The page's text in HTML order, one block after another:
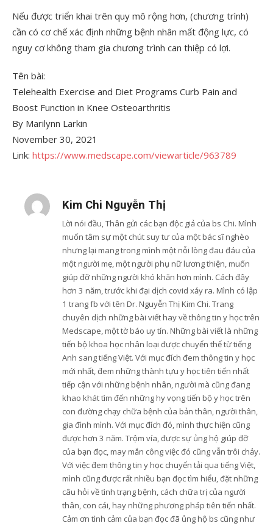
Nếu được triển khai trên quy mô rộng hơn, (chương trình)
cần có cơ chế xác định những bệnh nhân mất động lực, có
nguy cơ không tham gia chương trình can thiệp có lợi.
Tên bài:
Telehealth Exercise and Diet Programs Curb Pain and
Boost Function in Knee Osteoarthritis
By Marilynn Larkin
November 30, 2021
Link: https://www.medscape.com/viewarticle/963789
Kim Chi Nguyễn Thị
Lời nói đầu, Thân gửi các bạn độc giả của bs Chi. Mình
muốn tâm sự một chút suy tư của một bác sĩ nghèo
nhưng lại mang trong mình một nỗi lòng đau đáu của
một người mẹ, một người phụ nữ lương thiện, muốn
giúp đỡ những người khó khăn hơn mình. Cách đây
hơn 3 năm, trước khi đại dịch covid xảy ra. Mình có lập
1 trang fb với tên Dr. Nguyễn Thị Kim Chi. Trang
chuyên dịch những bài viết hay về thông tin y học trên
Medscape, một tờ báo uy tín. Những bài viết là những
tiến bộ khoa học nhân loại được chuyển thể từ tiếng
Anh sang tiếng Việt. Với mục đích đem thông tin y học
mới nhất, đem những thành tựu y học tiên tiến nhất
tiếp cận với những bệnh nhân, người mà cũng đang
khao khát tìm đến những hy vọng tiến bộ y học trên
con đường chạy chữa bệnh của bản thân, người thân,
gia đình mình. Với mục đích đó, mình thực hiện cũng
được hơn 3 năm. Trộm vía, được sự ủng hộ giúp đỡ
của bạn đọc, may mắn công việc đó cũng vẫn trôi chảy.
Với việc đem thông tin y học chuyển tải qua tiếng Việt,
mình cũng được rất nhiều bạn đọc tìm hiểu, đặt những
câu hỏi về tình trạng bệnh, cách chữa trị của người
thân, con cái, hay những phương pháp tiên tiến nhất.
Cảm ơn tình cảm của bạn đọc đã ủng hộ bs cũng như